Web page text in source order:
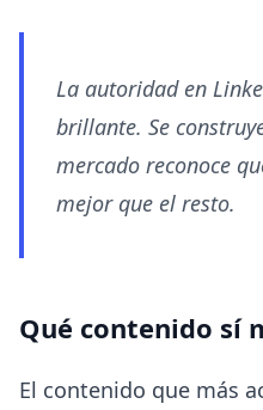
La autoridad en
brillante. Se
mercado reconoce
mejor que el resto.
Qué contenido sí
El contenido que más